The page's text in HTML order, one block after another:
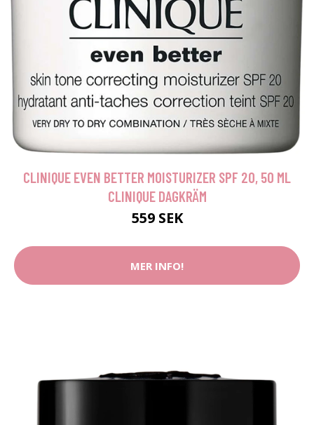
CLINIQUE EVEN BETTER MOISTURIZER SPF 20, 50 ML
CLINIQUE DAGKRÄM
559 SEK
MER INFO!